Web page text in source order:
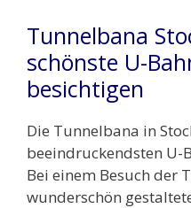
Tunnelbana
schönste U-
besichtigen
Die Tunnelbana in
beeindruckendsten U-
Bei einem Besuch der
wunderschön